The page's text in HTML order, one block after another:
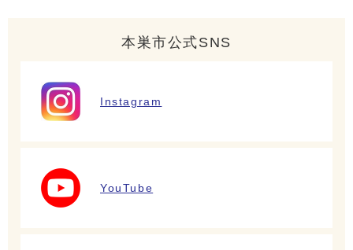
本巣市公式SNS
Instagram
YouTube